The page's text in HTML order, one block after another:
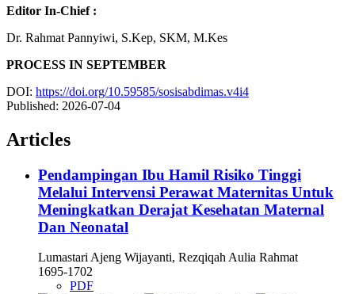
Editor In-Chief :
Dr. Rahmat Pannyiwi, S.Kep, SKM, M.Kes
PROCESS IN SEPTEMBER
DOI: https://doi.org/10.59585/sosisabdimas.v4i4
Published: 2026-07-04
Articles
Pendampingan Ibu Hamil Risiko Tinggi
Melalui Intervensi Perawat Maternitas Untuk
Meningkatkan Derajat Kesehatan Maternal
Dan Neonatal
Lumastari Ajeng Wijayanti, Rezqiqah Aulia Rahmat
1695-1702
PDF